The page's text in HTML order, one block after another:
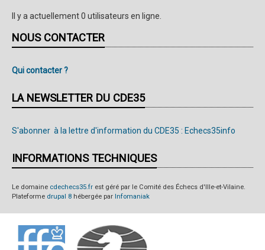
au
Accession
Il y a actuellement 0 utilisateurs en ligne.
NOUS CONTACTER
Qui contacter ?
LA NEWSLETTER DU CDE35
S'abonner à la lettre d'information du CDE35 : Echecs35info
INFORMATIONS TECHNIQUES
Le domaine cdechecs35.fr est géré par le Comité des Échecs d'Ille-et-Vilaine.
Plateforme drupal 8 hébergée par Infomaniak